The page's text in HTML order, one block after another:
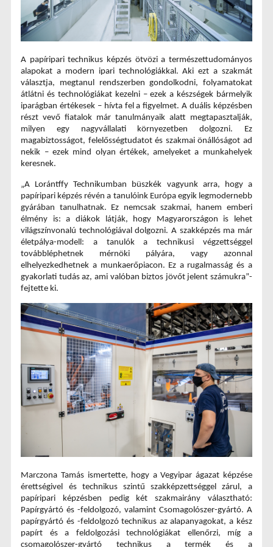
A papíripari technikus képzés ötvözi a természettudományos
alapokat a modern ipari technológiákkal. Aki ezt a szakmát
választja, megtanul rendszerben gondolkodni, folyamatokat
átlátni és technológiákat kezelni – ezek a készségek bármelyik
iparágban értékesek – hívta fel a figyelmet. A duális képzésben
részt vevő fiatalok már tanulmányaik alatt megtapasztalják,
milyen egy nagyvállalati környezetben dolgozni. Ez
magabiztosságot, felelősségtudatot és szakmai önállóságot ad
nekik – ezek mind olyan értékek, amelyeket a munkahelyek
keresnek.
„A Lorántffy Technikumban büszkék vagyunk arra, hogy a
papíripari képzés révén a tanulóink Európa egyik legmodernebb
gyárában tanulhatnak. Ez nemcsak szakmai, hanem emberi
élmény is: a diákok látják, hogy Magyarországon is lehet
világszínvonalú technológiával dolgozni. A szakképzés ma már
életpálya-modell: a tanulók a technikusi végzettséggel
továbbléphetnek mérnöki pályára, vagy azonnal
elhelyezkedhetnek a munkaerőpiacon. Ez a rugalmasság és a
gyakorlati tudás az, ami valóban biztos jövőt jelent számukra”-
fejtette ki.
Marczona Tamás ismertette, hogy a Vegyipar ágazat képzése
érettségivel és technikus szintű szakképzettséggel zárul, a
papíripari képzésben pedig két szakmairány választható:
Papírgyártó és -feldolgozó, valamint Csomagolószer-gyártó. A
papírgyártó és -feldolgozó technikus az alapanyagokat, a kész
papírt és a feldolgozási technológiákat ellenőrzi, míg a
csomagolószer-gyártó technikus a termék és a